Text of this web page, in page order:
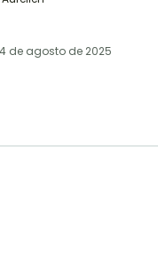
4 de agosto de 2025